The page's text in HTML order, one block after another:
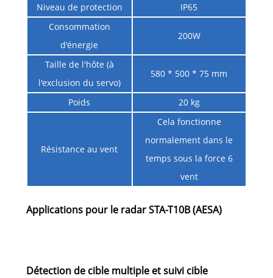
Niveau de protection
IP65
Consommation
d'énergie
200W
Taille de l'hôte (à
l'exclusion du servo)
580 * 500 * 75 mm
Poids 20 kg
Résistance au vent
Cela fonctionne
normalement dans le
temps sous la force 6
vent
Applications pour le radar STA-T10B (AESA)
Détection de cible multiple et suivi cible